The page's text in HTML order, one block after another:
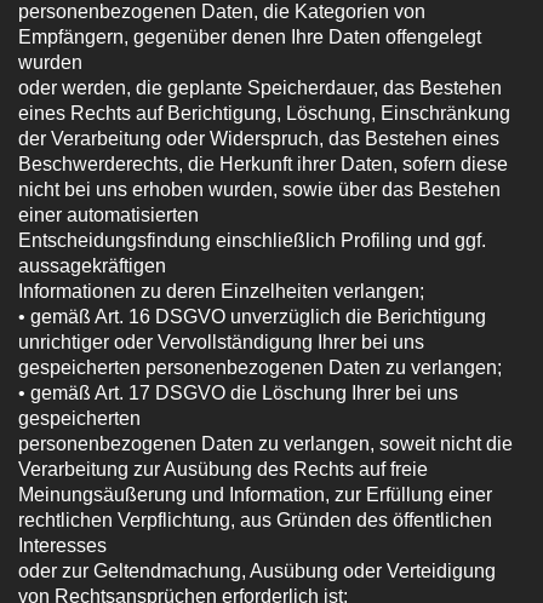
personenbezogenen Daten, die Kategorien von
Empfängern, gegenüber denen Ihre Daten offengelegt
wurden
oder werden, die geplante Speicherdauer, das Bestehen
eines Rechts auf Berichtigung, Löschung, Einschränkung
der Verarbeitung oder Widerspruch, das Bestehen eines
Beschwerderechts, die Herkunft ihrer Daten, sofern diese
nicht bei uns erhoben wurden, sowie über das Bestehen
einer automatisierten
Entscheidungsfindung einschließlich Profiling und ggf.
aussagekräftigen
Informationen zu deren Einzelheiten verlangen;
• gemäß Art. 16 DSGVO unverzüglich die Berichtigung
unrichtiger oder Vervollständigung Ihrer bei uns
gespeicherten personenbezogenen Daten zu verlangen;
• gemäß Art. 17 DSGVO die Löschung Ihrer bei uns
gespeicherten
personenbezogenen Daten zu verlangen, soweit nicht die
Verarbeitung zur Ausübung des Rechts auf freie
Meinungsäußerung und Information, zur Erfüllung einer
rechtlichen Verpflichtung, aus Gründen des öffentlichen
Interesses
oder zur Geltendmachung, Ausübung oder Verteidigung
von Rechtsansprüchen erforderlich ist;